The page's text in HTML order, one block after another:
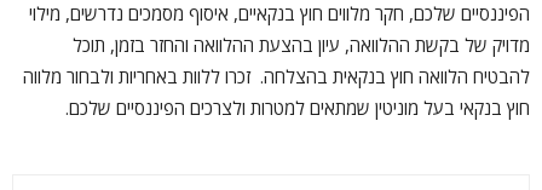
הפיננסיים שלכם, חקר מלווים חוץ בנקאיים, איסוף מסמכים נדרשים, מילוי
מדויק של בקשת ההלוואה, עיון בהצעת ההלוואה והחזר בזמן, תוכל
להבטיח הלוואה חוץ בנקאית בהצלחה. זכרו ללוות באחריות ולבחור מלווה
חוץ בנקאי בעל מוניטין שמתאים למטרות ולצרכים הפיננסיים שלכם.